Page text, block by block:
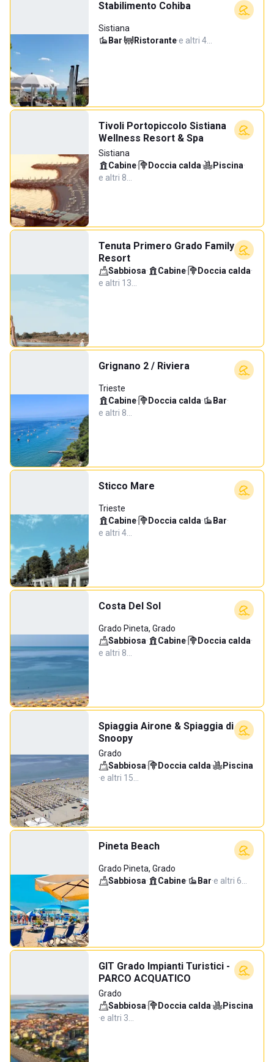
Stabilimento Cohiba
Sistiana
Bar· Ristorante·e altri 4…
Tivoli Portopiccolo Sistiana
Wellness Resort & Spa
Sistiana
Cabine· Doccia calda· Piscina·
e altri 8…
Tenuta Primero Grado Family
Resort
Sabbiosa· Cabine· Doccia calda·
e altri 13…
Grignano 2 / Riviera
Trieste
Cabine· Doccia calda· Bar·
e altri 8…
Sticco Mare
Trieste
Cabine· Doccia calda· Bar·
e altri 4…
Costa Del Sol
Grado Pineta, Grado
Sabbiosa· Cabine· Doccia calda·
e altri 8…
Spiaggia Airone & Spiaggia di
Snoopy
Grado
Sabbiosa· Doccia calda·
Piscina
·e altri 15…
Pineta Beach
Grado Pineta, Grado
Sabbiosa· Cabine· Bar·e altri 6…
GIT Grado Impianti Turistici -
PARCO ACQUATICO
Grado
Sabbiosa· Doccia calda·
Piscina
·e altri 3…